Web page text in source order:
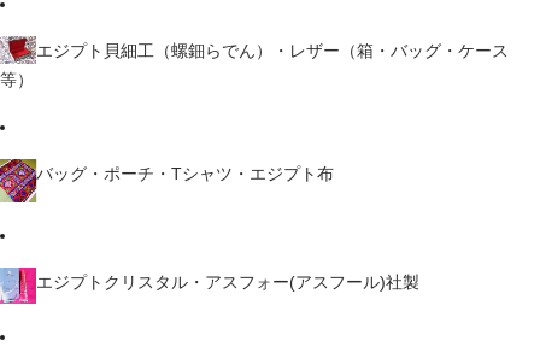
エジプト貝細工（螺鈿らでん）・レザー（箱・バッグ・ケース
等）
バッグ・ポーチ・Tシャツ・エジプト布
エジプトクリスタル・アスフォー(アスフール)社製